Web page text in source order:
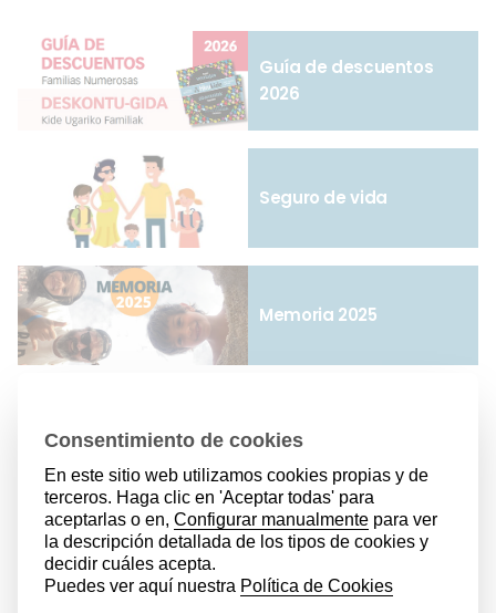
Guía de descuentos
2026
Seguro de vida
Memoria 2025
estandarizada
Bono social